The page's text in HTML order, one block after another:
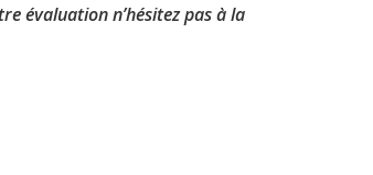
évaluation n’hésitez pas à la